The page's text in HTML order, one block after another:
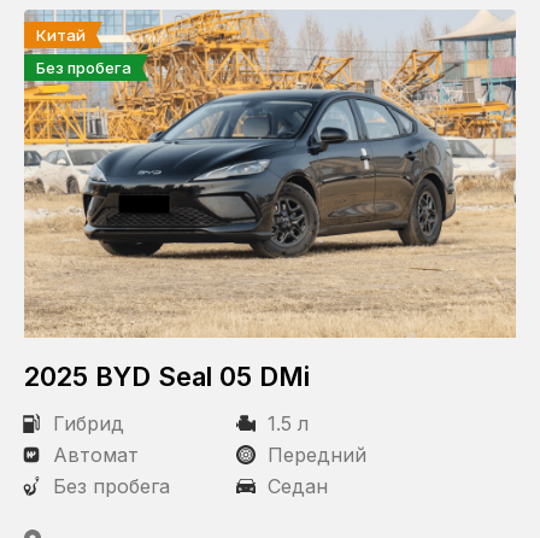
Китай
Без пробега
2025 BYD Seal 05 DMi
Гибрид
1.5 л
Автомат
Передний
Без пробега
Седан